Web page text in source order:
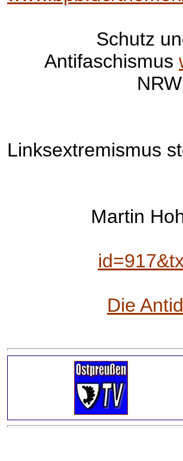
Schutz
Antifaschismus
Linksextremismus
Martin
Die